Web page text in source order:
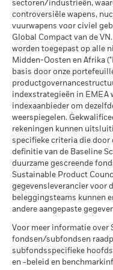
Totaalrendement
(%) EUR
Beperkende
benchmark 1
(%) EUR
Het rendement is
kosten. Instap-/
aanmerking genomen
De getoonde cijfers
verleden. In het verleden
betrouwbare indicator
kunnen zich in de
u helpen om te
werd beheerd
De prestaties worden
inventariswaarde (NIW),
van toepassing, worden
belegging kan stijgen of
wederinkoopprijs van
die meer dan 10% van
welk type van
Publicatie van de netto-
www.blackrock.com/be,
voor klachten over dit
BlackRock op het
sturen naar
telefoongesprekken
contact opnemen met de
informatie vindt u op
fondsen door Lipper
MSCI Gewogen
Koolstofintensiteit (ton
eq/$ miljoen OMZET)
per 17/jul/2026
MSCI ESG % Dekking
per 17/jul/2026
MSCI ESG-
Percentiel peer
per 17/jul/2026
Fondsen in peergroup
per 17/jul/2026
MSCI Gewogen
Koolstofintensiteit %
Alle data komen van
17/jul/2026, op basis
MSCI – Oliezand
per 30/jun/2026
Betrokkenheid van
bedrijfsleven Dekking
per 30/jun/2026
Percentage niet-gedekt
Fonds
per 30/jun/2026
De blootstellingen van
het bedrijfsleven, zoals
Ketelkool en Oliezand,
voor bedrijven die meer
genereren uit ketelkool
inkomsten genereren uit
inkomstendrempel van
Research, geldt het
oliezand 0,88%.
sectoren/industrieën,
controversiële wapens,
vuurwapens voor civiel
Global Compact van de
worden toegepast op alle
Midden-Oosten en Afrika
basis door onze
indexstrategieën in EMEA
indexaanbieder om
weerspiegelen.
rekeningen kunnen
specifieke criteria die door
definitie van de Baseline
duurzame gescreende
Sustainable Product
gegevensleverancier voor
beleggingsteams kunnen
andere aangepaste
Voor meer informatie over
fondsen/subfondsen
subfondsspecifieke
en -beleid en